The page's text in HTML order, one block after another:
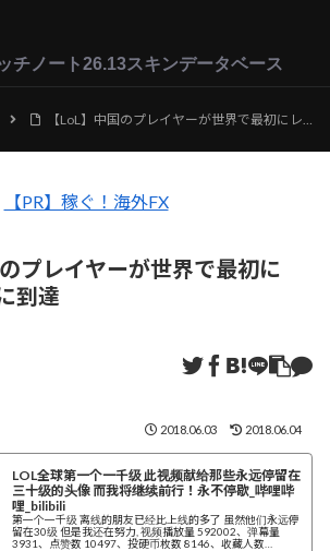
チノート26.13スキンデータベース
【LoL】中国のプレイヤーが世界で最初にレベル1000に到達
【PR】稼ぐ！海外FX
のプレイヤーが世界で最初に
到達
2018.06.03 2018.06.04
LOL全球第一个一千级 此视频献给那些永远停留在
三十级的头像 而我将继续前行！永不停歇_哔哩哔
哩_bilibili
第一个一千级 离线的朋友已经比上线的多了 虽然他们永远停
留在30级 但是我还在努力, 视频播放量 592002、弹幕量
3931、点赞数 10497、投硬币枚数 8146、收藏人数